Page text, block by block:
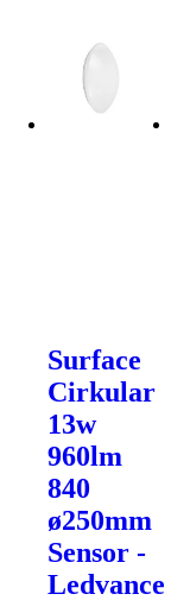
Surface
Cirkular
13w
960lm
840
ø250mm
Sensor -
Ledvance